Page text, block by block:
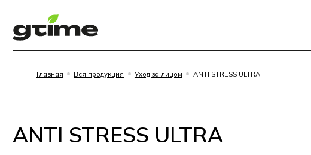
Главная Вся продукция Уход за лицом ANTI STRESS ULTRA
ANTI STRESS ULTRA